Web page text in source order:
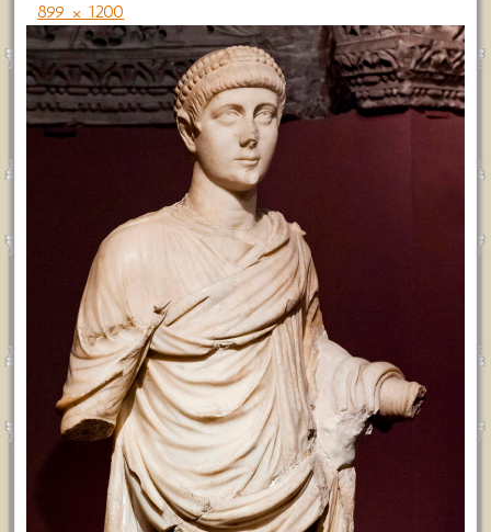
899 × 1200